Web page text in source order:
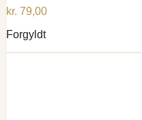
kr. 79,00
Forgyldt